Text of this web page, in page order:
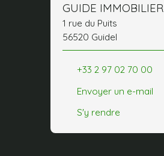
GUIDE IMMOBILIER
1 rue du Puits
56520 Guidel
+33 2 97 02 70 00
Envoyer un e-mail
S'y rendre